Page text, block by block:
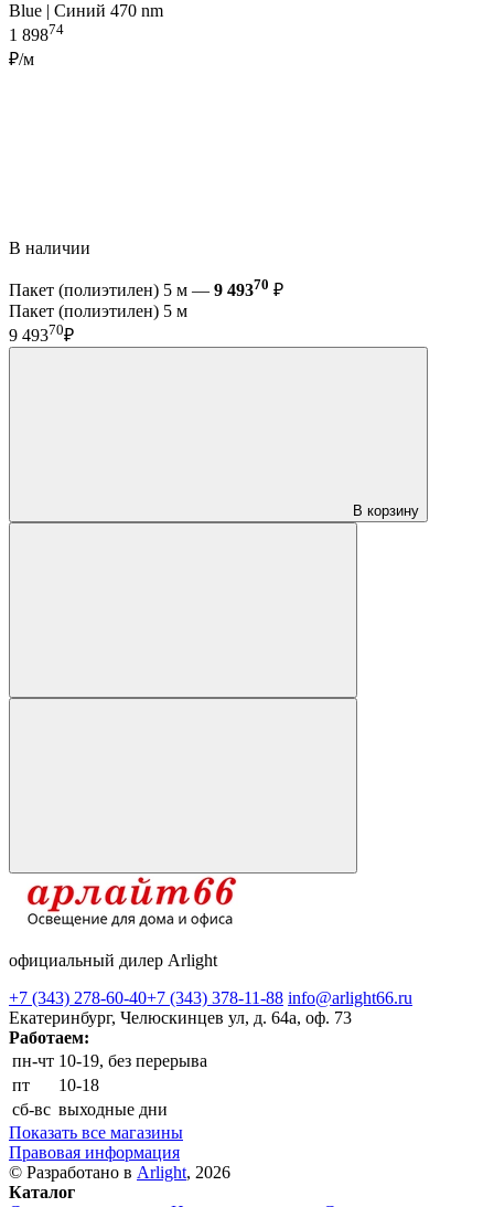
Blue | Синий 470 nm
1 89874
₽/м
В наличии
Пакет (полиэтилен) 5 м — 9 49370 ₽
Пакет (полиэтилен) 5 м
9 49370₽
В корзину
официальный дилер Arlight
+7 (343) 278-60-40+7 (343) 378-11-88 info@arlight66.ru
Екатеринбург, Челюскинцев ул, д. 64а, оф. 73
Работаем:
пн-чт 10-19, без перерыва
пт
10-18
сб-вс выходные дни
Показать все магазины
Правовая информация
© Разработано в Arlight, 2026
Каталог